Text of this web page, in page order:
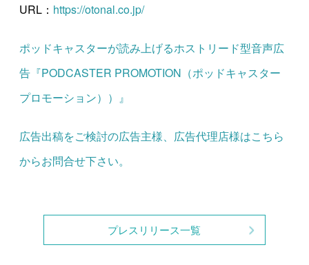
URL： https://otonal.co.jp/
ポッドキャスターが読み上げるホストリード型音声広
告『PODCASTER PROMOTION（ポッドキャスター
プロモーション））』
広告出稿をご検討の広告主様、広告代理店様はこちら
からお問合せ下さい。
プレスリリース一覧